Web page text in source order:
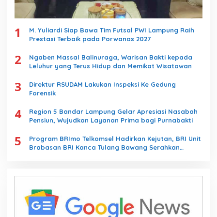
1
M. Yuliardi Siap Bawa Tim Futsal PWI Lampung Raih
Prestasi Terbaik pada Porwanas 2027
2
Ngaben Massal Balinuraga, Warisan Bakti kepada
Leluhur yang Terus Hidup dan Memikat Wisatawan
3
Direktur RSUDAM Lakukan Inspeksi Ke Gedung
Forensik
4
Region 5 Bandar Lampung Gelar Apresiasi Nasabah
Pensiun, Wujudkan Layanan Prima bagi Purnabakti
5
Program BRImo Telkomsel Hadirkan Kejutan, BRI Unit
Brabasan BRI Kanca Tulang Bawang Serahkan